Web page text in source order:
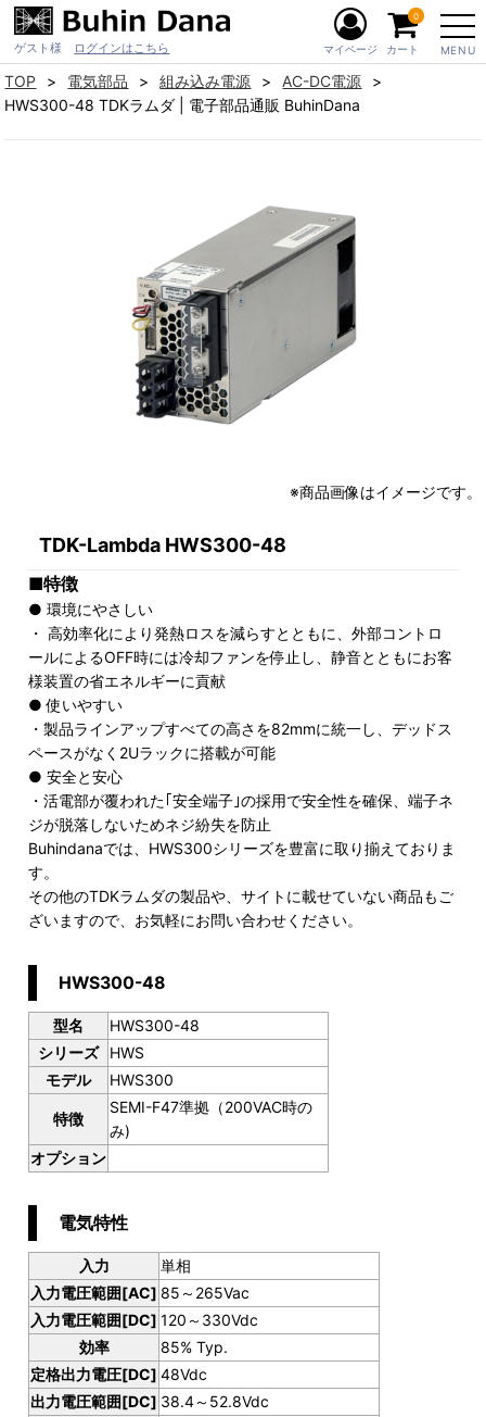
ゲスト様 ログインはこちら MENU
マイページ カート
0
TOP 電気部品 組み込み電源
AC-DC電源
HWS300-48 TDKラムダ | 電子部品通販 BuhinDana
※商品画像はイメージです。
TDK-Lambda HWS300-48
■特徴
● 環境にやさしい
・ 高効率化により発熱ロスを減らすとともに、外部コントロ
ールによるOFF時には冷却ファンを停止し、静音とともにお客
様装置の省エネルギーに貢献
● 使いやすい
・製品ラインアップすべての高さを82mmに統一し、デッドス
ペースがなく2Uラックに搭載が可能
● 安全と安心
・活電部が覆われた｢安全端子｣の採用で安全性を確保、端子ネ
ジが脱落しないためネジ紛失を防止
Buhindanaでは、HWS300シリーズを豊富に取り揃えておりま
す。
その他のTDKラムダの製品や、サイトに載せていない商品もご
ざいますので、お気軽にお問い合わせください。
HWS300-48
型名
HWS300-48
シリーズ
HWS
モデル
HWS300
特徴
SEMI-F47準拠（200VAC時の
み)
オプション
電気特性
入力
単相
入力電圧範囲[AC] 85～265Vac
入力電圧範囲[DC] 120～330Vdc
効率
85% Typ.
定格出力電圧[DC] 48Vdc
出力電圧範囲[DC] 38.4～52.8Vdc